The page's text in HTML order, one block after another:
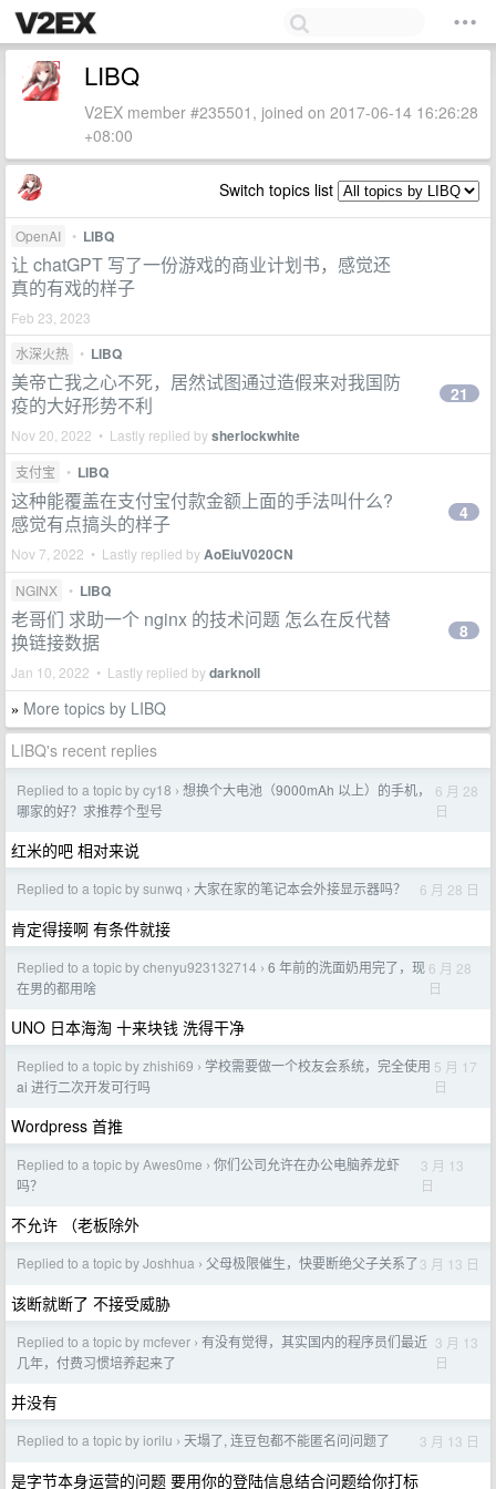
LIBQ
V2EX member #235501, joined on 2017-06-14 16:26:28
+08:00
Switch topics list
OpenAI • LIBQ
让 chatGPT 写了一份游戏的商业计划书，感觉还
真的有戏的样子
Feb 23, 2023
水深火热
• LIBQ
美帝亡我之心不死，居然试图通过造假来对我国防
疫的大好形势不利
Nov 20, 2022 • Lastly replied bysherlockwhite
21
支付宝 • LIBQ
这种能覆盖在支付宝付款金额上面的手法叫什么?
感觉有点搞头的样子
Nov 7, 2022 • Lastly replied byAoEiuV020CN
4
NGINX • LIBQ
老哥们 求助一个 nginx 的技术问题 怎么在反代替
换链接数据
Jan 10, 2022 • Lastly replied bydarknoll
8
» More topics by LIBQ
LIBQ's recent replies
Replied to a topic by cy18 › 想换个大电池（9000mAh 以上）的手机，
哪家的好？求推荐个型号
6 月 28
日
红米的吧 相对来说
Replied to a topic by sunwq › 大家在家的笔记本会外接显示器吗？ 6 月 28 日
肯定得接啊 有条件就接
Replied to a topic by chenyu923132714 › 6 年前的洗面奶用完了，现
在男的都用啥
6 月 28
日
UNO 日本海淘 十来块钱 洗得干净
Replied to a topic by zhishi69 › 学校需要做一个校友会系统，完全使用
ai 进行二次开发可行吗
5 月 17
日
Wordpress 首推
Replied to a topic by Awes0me › 你们公司允许在办公电脑养龙虾
吗？
3 月 13
日
不允许 （老板除外
Replied to a topic by Joshhua › 父母极限催生，快要断绝父子关系了3 月 13 日
该断就断了 不接受威胁
Replied to a topic by mcfever › 有没有觉得，其实国内的程序员们最近
几年，付费习惯培养起来了
3 月 13
日
并没有
Replied to a topic by iorilu › 天塌了, 连豆包都不能匿名问问题了 3 月 13 日
是字节本身运营的问题 要用你的登陆信息结合问题给你打标